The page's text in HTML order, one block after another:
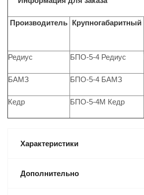
Производитель Крупногабаритный
Редиус БПО-5-4 Редиус
БАМЗ БПО-5-4 БАМЗ
Кедр БПО-5-4М Кедр
Характеристики
Дополнительно